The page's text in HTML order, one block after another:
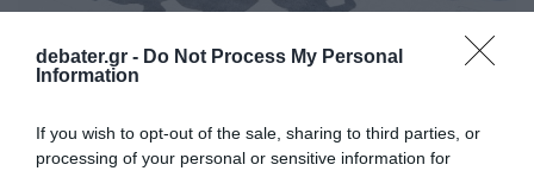
debater.gr - Do Not Process My Personal
Information
If you wish to opt-out of the sale, sharing to third parties, or
processing of your personal or sensitive information for
ΕΛΛΑΔΑ
Νέες καταγγελίες από τους δικηγόρους της
Εσωτερικών Υποθέσεων